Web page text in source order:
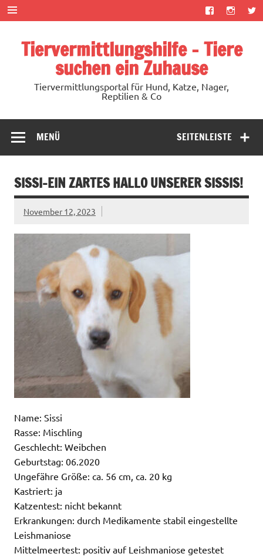
Zum
Inhalt
springen
Tiervermittlungshilfe – Tiere
suchen ein Zuhause
Tiervermittlungsportal für Hund, Katze, Nager,
Reptilien & Co
SEITENLEISTE
MENÜ
SISSI-EIN ZARTES HALLO UNSERER SISSIS!
November 12, 2023
Name: Sissi
Rasse: Mischling
Geschlecht: Weibchen
Geburtstag: 06.2020
Ungefähre Größe: ca. 56 cm, ca. 20 kg
Kastriert: ja
Katzentest: nicht bekannt
Erkrankungen: durch Medikamente stabil eingestellte
Leishmaniose
Mittelmeertest: positiv auf Leishmaniose getestet